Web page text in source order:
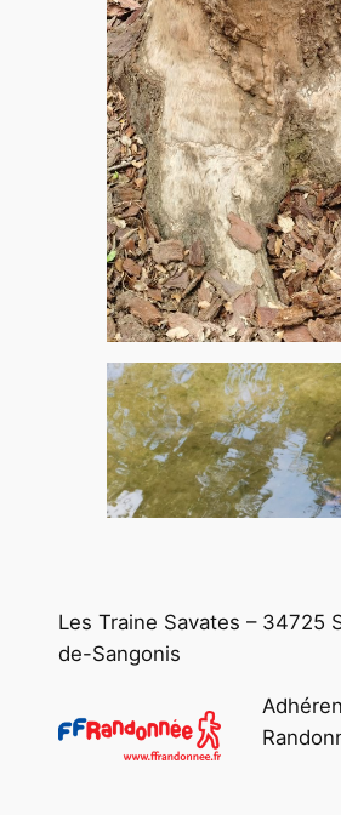
Les Traine Savates – 34725
de-Sangonis